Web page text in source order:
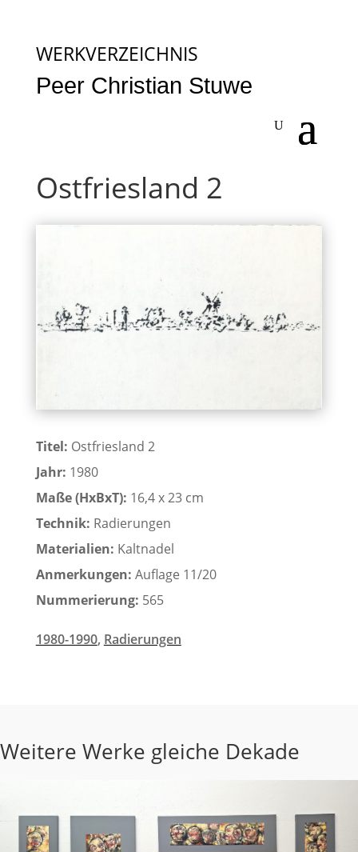
WERKVERZEICHNIS
Peer Christian Stuwe
Ostfriesland 2
Titel: Ostfriesland 2
Jahr: 1980
Maße (HxBxT): 16,4 x 23 cm
Technik: Radierungen
Materialien: Kaltnadel
Anmerkungen: Auflage 11/20
Nummerierung: 565
1980-1990, Radierungen
Weitere Werke gleiche Dekade